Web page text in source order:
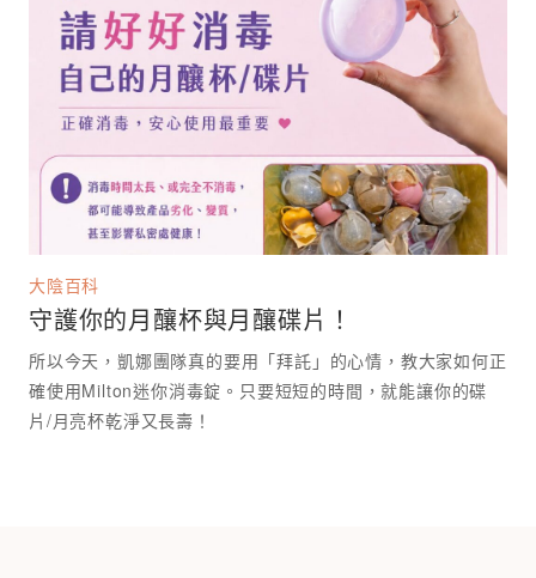
大陰百科
守護你的月釀杯與月釀碟片！
所以今天，凱娜團隊真的要用「拜託」的心情，教大家如何正
確使用Milton迷你消毒錠。只要短短的時間，就能讓你的碟